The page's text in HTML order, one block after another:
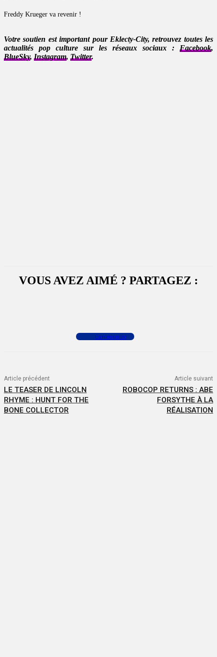
Freddy Krueger va revenir !
Votre soutien est important pour Eklecty-City, retrouvez toutes les
actualités pop culture sur les réseaux sociaux : Facebook,
BlueSky, Instagram, Twitter.
VOUS AVEZ AIMÉ ? PARTAGEZ :
Commenter
Article précédent
LE TEASER DE LINCOLN
RHYME : HUNT FOR THE
BONE COLLECTOR
Article suivant
ROBOCOP RETURNS : ABE
FORSYTHE À LA
RÉALISATION